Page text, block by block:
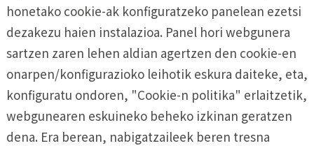
honetako cookie-ak konfiguratzeko panelean ezetsi
dezakezu haien instalazioa. Panel hori webgunera
sartzen zaren lehen aldian agertzen den cookie-en
onarpen/konfigurazioko leihotik eskura daiteke, eta,
konfiguratu ondoren, "Cookie-n politika" erlaitzetik,
webgunearen eskuineko beheko izkinan geratzen
dena. Era berean, nabigatzaileek beren tresna